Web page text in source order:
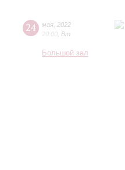
24 мая 2022
20:00 Вт
Большой зал